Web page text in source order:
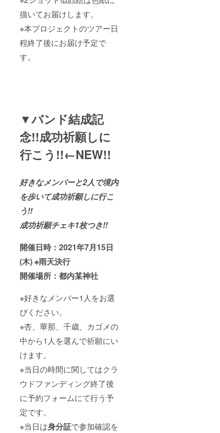
描いてお届けします。
※本プロジェクトのツアー日
程終了後にお届け予定で
す。
▼バンド結成記
念!!成功祈願しに
行こう!!←NEW!!
好きなメンバーと2人で境内
を歩いて成功祈願しに行こ
う!!
成功祈願チェキ1枚つき!!
開催日時：2021年7月15日
(木) ※雨天決行
開催場所：都内某神社
※好きなメンバー1人をお選
びください。
※杏、華那、千歳、カゴメの
中から1人を選んで祈願にい
けます。
※当日の時間に関してはクラ
ウドファンディング終了後
に予約フォームにて行う予
定です。
※当日は身分証で参加確認を